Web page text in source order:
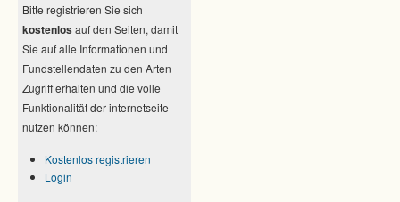
Bitte registrieren Sie sich
kostenlos auf den Seiten, damit
Sie auf alle Informationen und
Fundstellendaten zu den Arten
Zugriff erhalten und die volle
Funktionalität der internetseite
nutzen können:
Kostenlos registrieren
Login